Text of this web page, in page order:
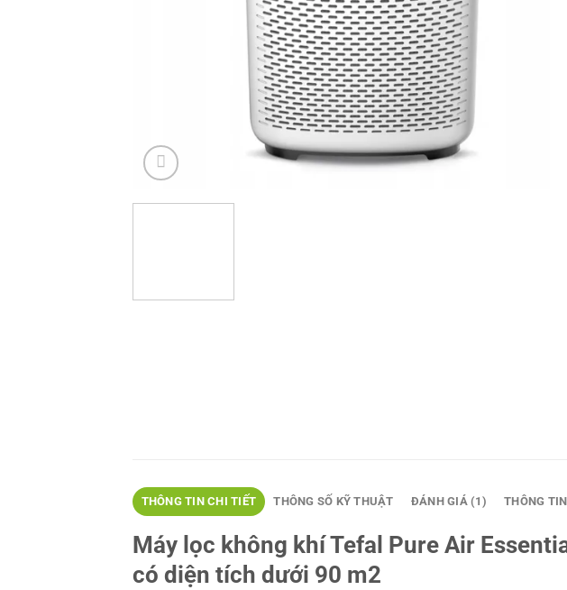
THÔNG TIN CHI TIẾT THÔNG SỐ KỸ THUẬT ĐÁNH GIÁ (1) THÔNG
Máy lọc không khí Tefal Pure Air
có diện tích dưới 90 m2